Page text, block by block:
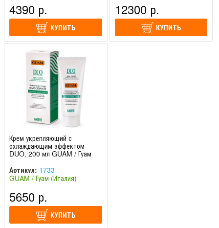
4390 р.
КУПИТЬ
12300 р.
КУПИТЬ
Крем укрепляющий с
охлаждающим эффектом
DUO, 200 мл GUAM / Гуам
Артикул: 1733
GUAM / Гуам (Италия)
5650 р.
КУПИТЬ